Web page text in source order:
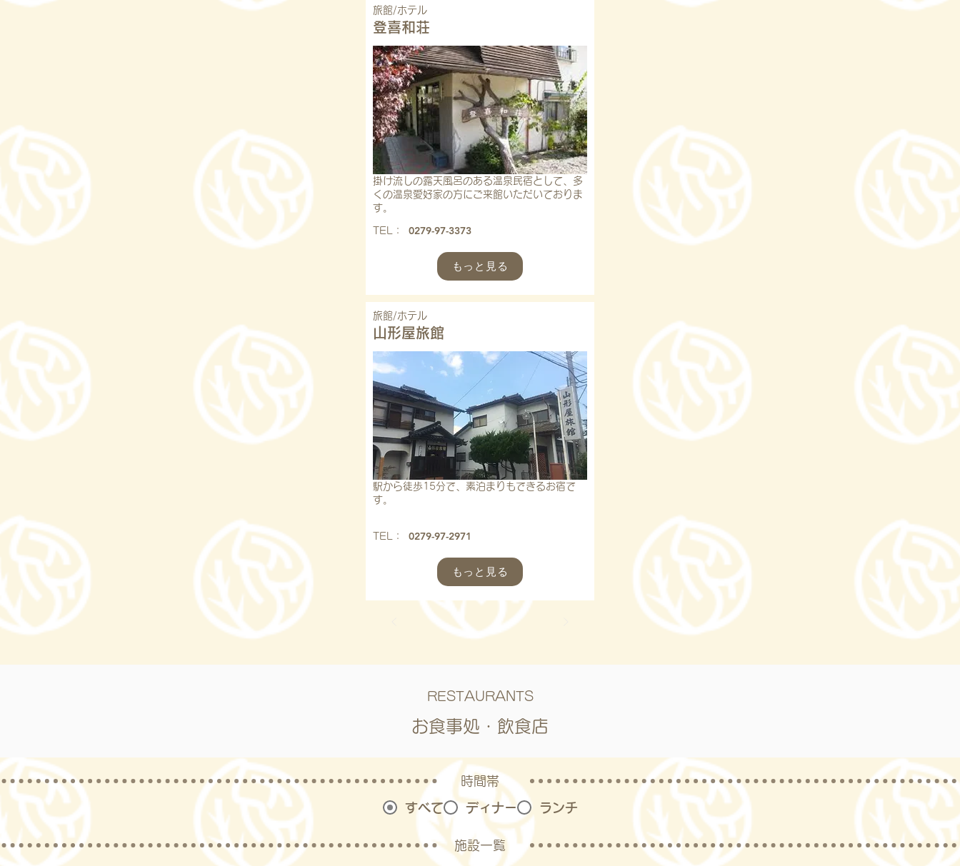
旅館/ホテル
登喜和荘
掛け流しの露天風呂のある温泉民宿として、多
くの温泉愛好家の方にご来館いただいておりま
す。
​TEL： 0279-97-3373
もっと見る
旅館/ホテル
山形屋旅館
駅から徒歩15分で、素泊まりもできるお宿で
す。
​TEL： 0279-97-2971
もっと見る
RESTAURANTS
お食事処・飲食店
時間帯​
すべて ディナー ランチ
施設一覧